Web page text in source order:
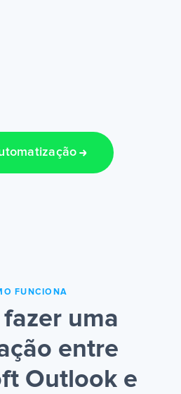
FUNCIONA
uma
entre
Outlook e